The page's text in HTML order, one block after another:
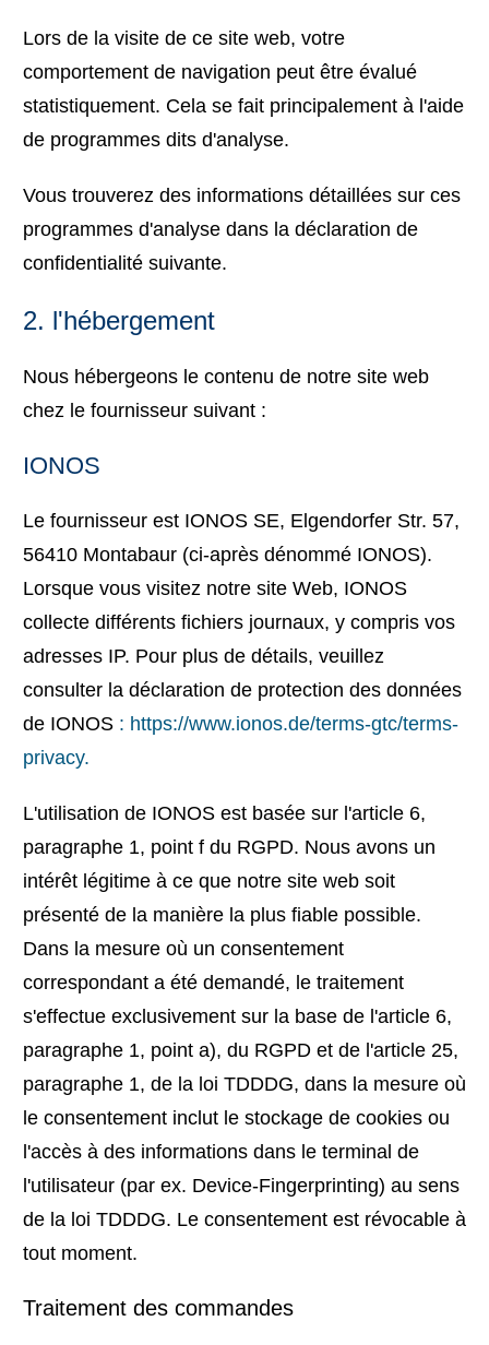
Lors de la visite de ce site web, votre
comportement de navigation peut être évalué
statistiquement. Cela se fait principalement à l'aide
de programmes dits d'analyse.
Vous trouverez des informations détaillées sur ces
programmes d'analyse dans la déclaration de
confidentialité suivante.
2. l'hébergement
Nous hébergeons le contenu de notre site web
chez le fournisseur suivant :
IONOS
Le fournisseur est IONOS SE, Elgendorfer Str. 57,
56410 Montabaur (ci-après dénommé IONOS).
Lorsque vous visitez notre site Web, IONOS
collecte différents fichiers journaux, y compris vos
adresses IP. Pour plus de détails, veuillez
consulter la déclaration de protection des données
de IONOS : https://www.ionos.de/terms-gtc/terms-
privacy.
L'utilisation de IONOS est basée sur l'article 6,
paragraphe 1, point f du RGPD. Nous avons un
intérêt légitime à ce que notre site web soit
présenté de la manière la plus fiable possible.
Dans la mesure où un consentement
correspondant a été demandé, le traitement
s'effectue exclusivement sur la base de l'article 6,
paragraphe 1, point a), du RGPD et de l'article 25,
paragraphe 1, de la loi TDDDG, dans la mesure où
le consentement inclut le stockage de cookies ou
l'accès à des informations dans le terminal de
l'utilisateur (par ex. Device-Fingerprinting) au sens
de la loi TDDDG. Le consentement est révocable à
tout moment.
Traitement des commandes